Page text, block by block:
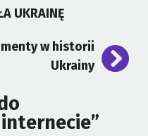
UKRAINĘ
w historii
Ukrainy
”